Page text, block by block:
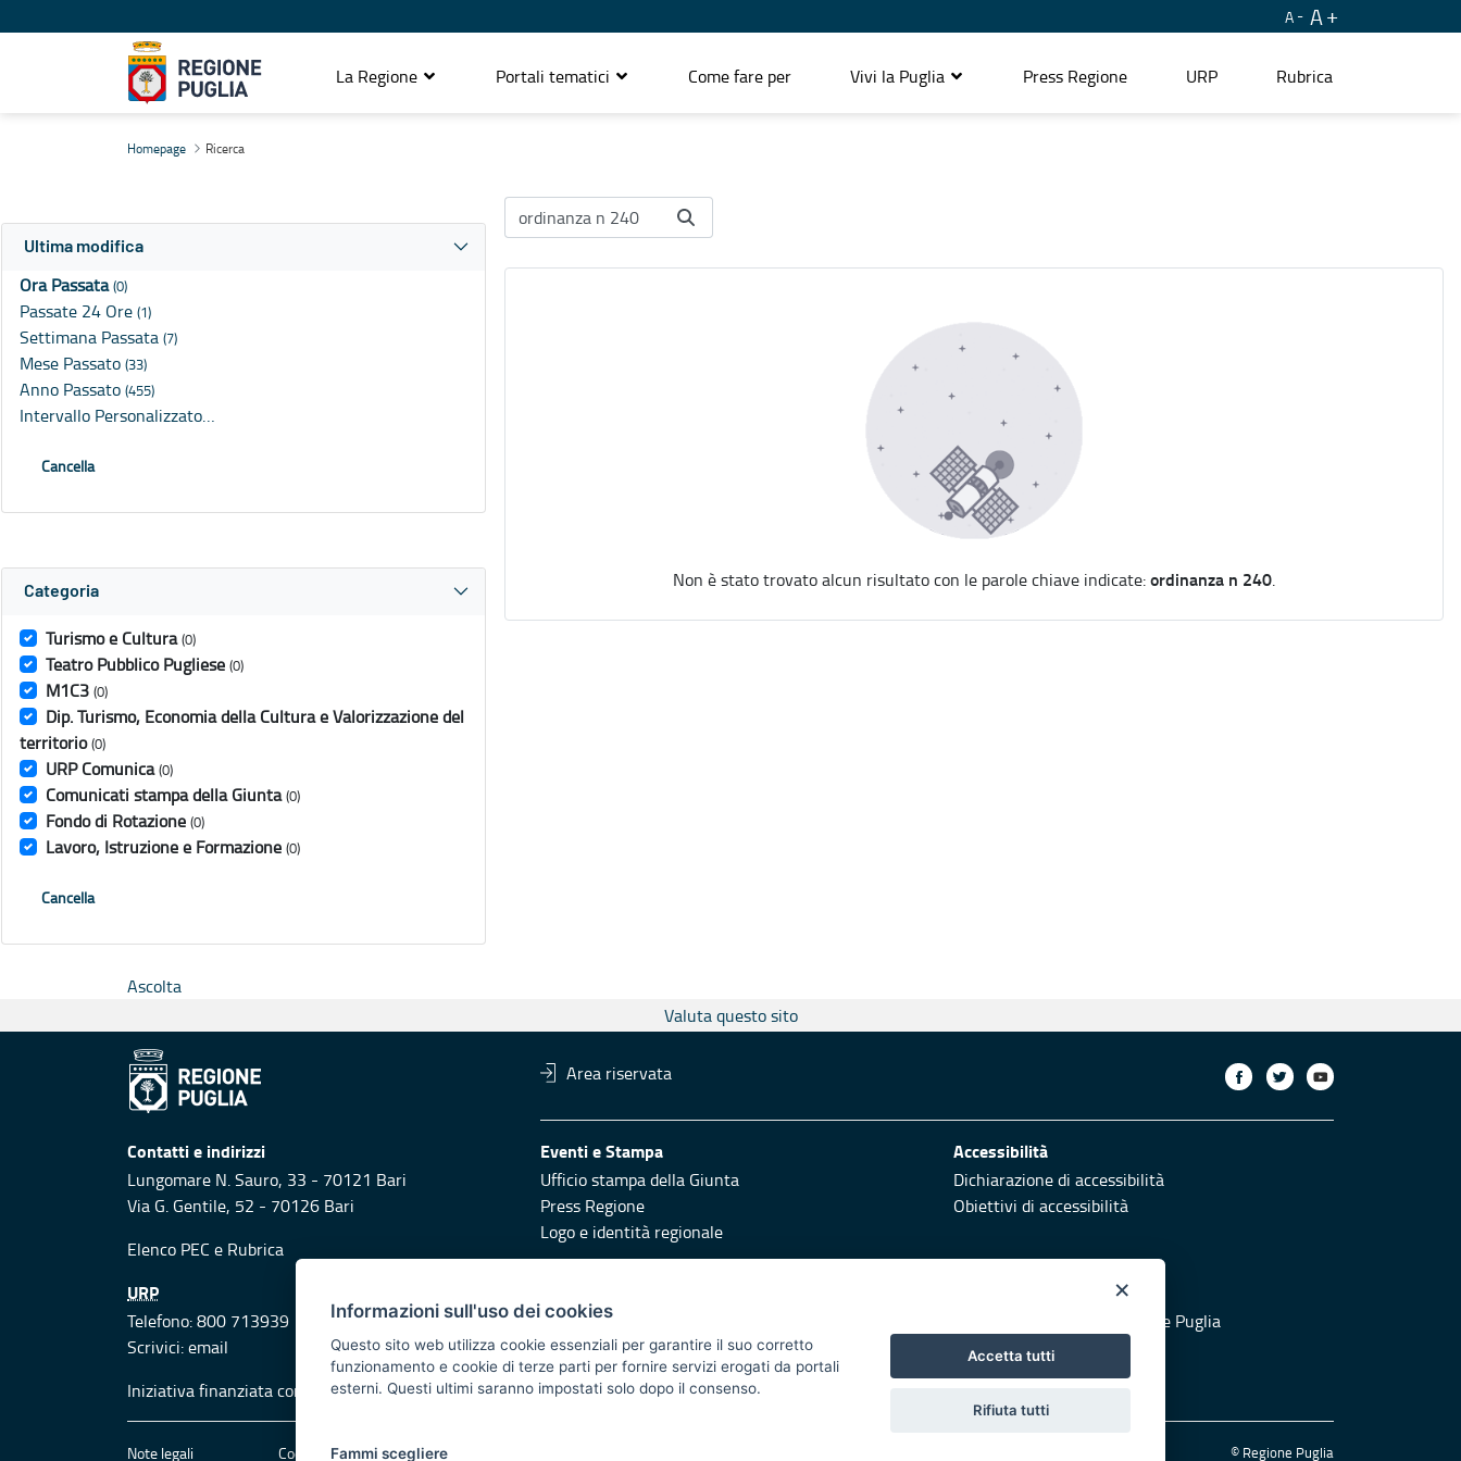
A A
La Regione Portali tematici Come fare per Vivi la Puglia Press Regione URP Rubrica
Homepage Ricerca
Ultima modifica
Ora Passata(0)
Passate 24 Ore (1)
Settimana Passata (7)
Mese Passato (33)
Anno Passato (455)
Intervallo Personalizzato…
Cancella
Categoria
Turismo e Cultura (0)
Teatro Pubblico Pugliese (0)
M1C3 (0)
Dip. Turismo, Economia della Cultura e Valorizzazione del
territorio (0)
URP Comunica (0)
Comunicati stampa della Giunta (0)
Fondo di Rotazione (0)
Lavoro, Istruzione e Formazione (0)
Cancella
Non è stato trovato alcun risultato con le parole chiave indicate:ordinanza n 240.
Ascolta
Valuta questo sito
Area riservata
Contatti e indirizzi
Lungomare N. Sauro, 33 - 70121 Bari
Via G. Gentile, 52 - 70126 Bari
Elenco PEC e Rubrica
Eventi e Stampa
Ufficio stampa della Giunta
Press Regione
Logo e identità regionale
Accessibilità
Dichiarazione di accessibilità
Obiettivi di accessibilità
URP
Telefono: 800 713939
Scrivici:email
Responsabili di pubblicazione Vai al sito di Protezione Civile Puglia
Iniziativa finanziata con risorse del POR Puglia 2014/2020 - Asse XI
Note legali Cookie e privacy © Regione Puglia
×
Informazioni sull'uso dei cookies
Questo sito web utilizza cookie essenziali per garantire il suo corretto
funzionamento e cookie di terze parti per fornire servizi erogati da portali
esterni. Questi ultimi saranno impostati solo dopo il consenso.
Fammi scegliere
Accetta tutti
Rifiuta tutti